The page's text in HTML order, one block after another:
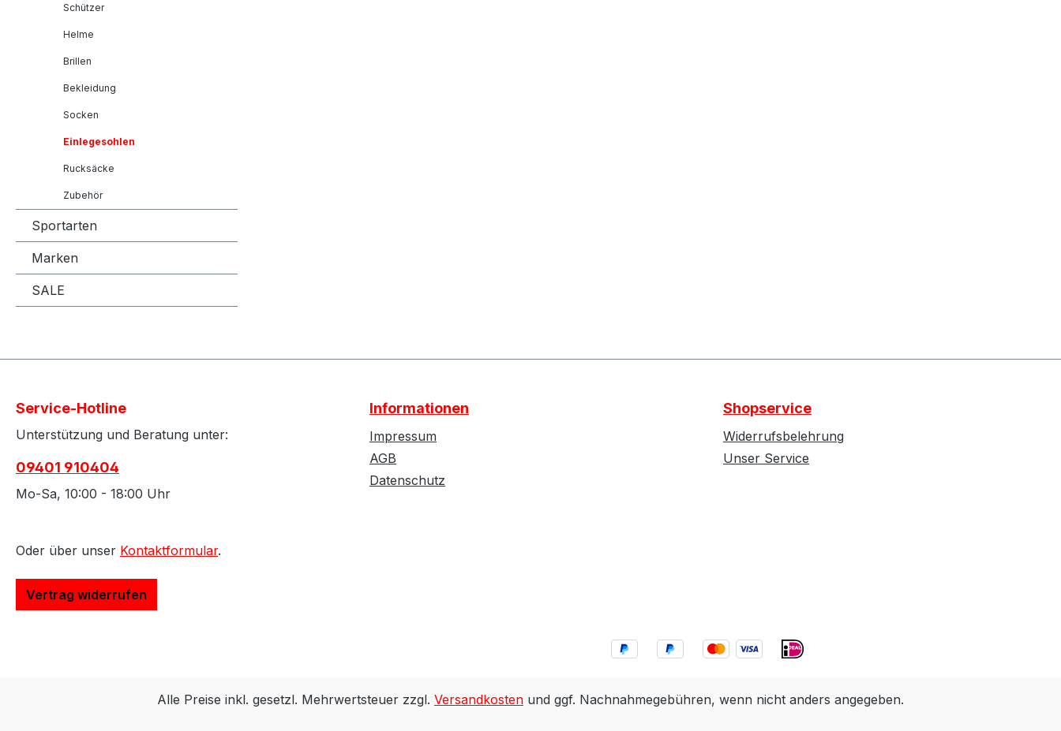
Schützer
Helme
Brillen
Bekleidung
Socken
Einlegesohlen
Rucksäcke
Zubehör
Sportarten
Marken
SALE
Service-Hotline
Unterstützung und Beratung unter:
09401 910404
Mo-Sa, 10:00 - 18:00 Uhr
Oder über unser Kontaktformular.
Vertrag widerrufen
Informationen
Impressum
AGB
Datenschutz
Shopservice
Widerrufsbelehrung
Unser Service
Alle Preise inkl. gesetzl. Mehrwertsteuer zzgl. Versandkosten und ggf. Nachnahmegebühren, wenn nicht anders angegeben.